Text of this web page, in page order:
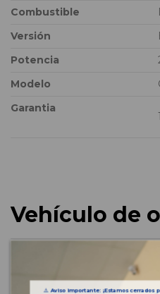
Combustible
Versión
Potencia
Modelo
Garantia
Vehículo de
⚠️ Aviso importante: ¡Estamos cerrados